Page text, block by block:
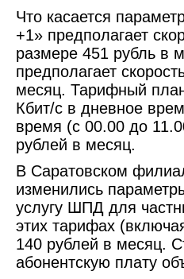
Что касается
+1» предполагает
размере 451 рубль в
предполагает
месяц. Тарифный
Кбит/с в дневное
время (с 00.00 до
рублей в месяц.
В Саратовском
изменились
услугу ШПД для
этих тарифах
140 рублей в месяц.
абонентскую плату